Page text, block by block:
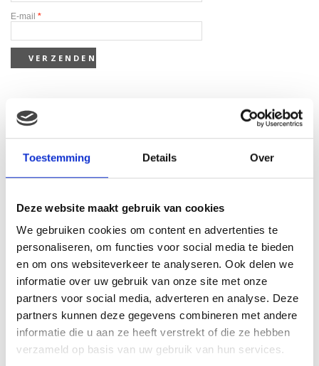
Toestemming Details Over
Deze website maakt gebruik van cookies
We gebruiken cookies om content en advertenties te
personaliseren, om functies voor social media te bieden
en om ons websiteverkeer te analyseren. Ook delen we
informatie over uw gebruik van onze site met onze
partners voor social media, adverteren en analyse. Deze
partners kunnen deze gegevens combineren met andere
informatie die u aan ze heeft verstrekt of die ze hebben
verzameld op basis van uw gebruik van hun services.
E-mail *
Gerelateerde producten
Hasbro Feed me babies